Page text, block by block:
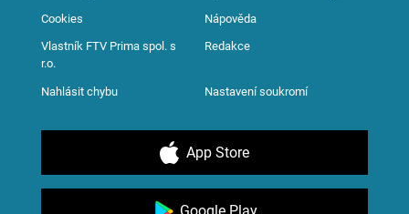
Cookies Nápověda
Vlastník FTV Prima spol. s
r.o.
Redakce
Nahlásit chybu Nastavení soukromí
App Store